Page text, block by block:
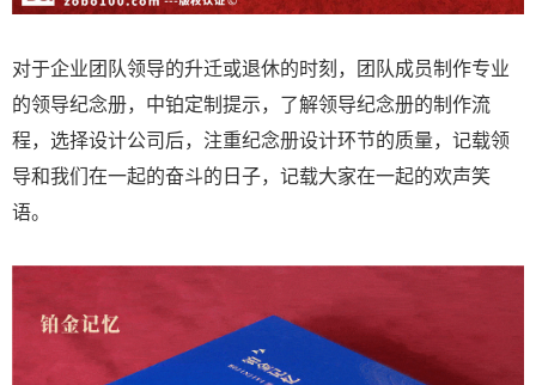
对于企业团队领导的升迁或退休的时刻，团队成员制作专业
的领导纪念册，中铂定制提示，了解领导纪念册的制作流
程，选择设计公司后，注重纪念册设计环节的质量，记载领
导和我们在一起的奋斗的日子，记载大家在一起的欢声笑
语。